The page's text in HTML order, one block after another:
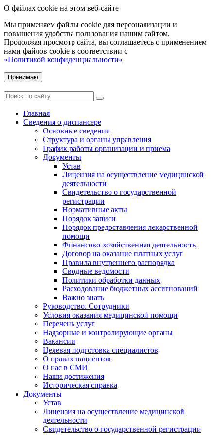
О файлах cookie на этом веб-сайте
Мы применяем файлы cookie для персонализации и
повышения удобства пользования нашим сайтом.
Продолжая просмотр сайта, вы соглашаетесь с применением
нами файлов cookie в соответствии с
«Политикой конфиденциальности»
Принимаю
Главная
Сведения о диспансере
Основные сведения
Структура и органы управления
График работы организации и приема
Документы
Устав
Лицензия на осуществление медицинской
деятельности
Свидетельство о государственной
регистрации
Нормативные акты
Порядок записи
Порядок предоставления лекарственной
помощи
Финансово-хозяйственная деятельность
Договор на оказание платных услуг
Правила внутреннего распорядка
Сводные ведомости
Политики обработки данных
Расходование бюджетных ассигнований
Важно знать
Руководство. Сотрудники
Условия оказания медицинской помощи
Перечень услуг
Надзорные и контролирующие органы
Вакансии
Целевая подготовка специалистов
О правах пациентов
О нас в СМИ
Наши достижения
Историческая справка
Документы
Устав
Лицензия на осуществление медицинской
деятельности
Свидетельство о государственной регистрации